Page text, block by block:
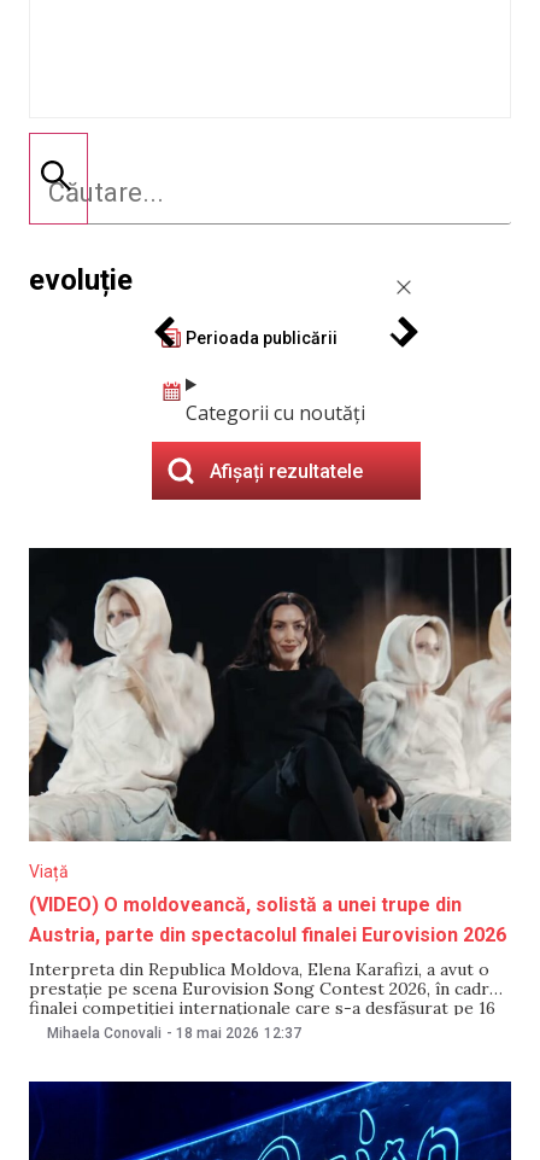
evoluție
Perioada publicării
Categorii cu noutăți
Afișați rezultatele
Viață
(VIDEO) O moldoveancă, solistă a unei trupe din
Austria, parte din spectacolul finalei Eurovision 2026
Interpreta din Republica Moldova, Elena Karafizi, a avut o
prestație pe scena Eurovision Song Contest 2026, în cadrul
finalei competiției internaționale care s-a desfășurat pe 16
mai la Viena. Karafizi a evoluat alături de trupa Parov Stelar
Mihaela Conovali - 18 mai 2026 12:37